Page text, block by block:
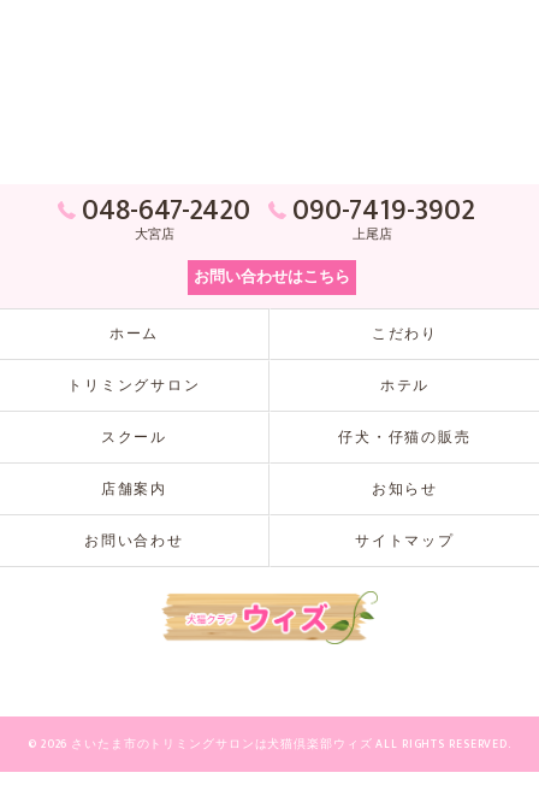
048-647-2420
大宮店 090-7419-3902
上尾店
お問い合わせはこちら
ホーム こだわり
トリミングサロン ホテル
スクール 仔犬・仔猫の販売
店舗案内 お知らせ
お問い合わせ サイトマップ
© 2026 さいたま市のトリミングサロンは犬猫倶楽部ウィズ ALL RIGHTS RESERVED.